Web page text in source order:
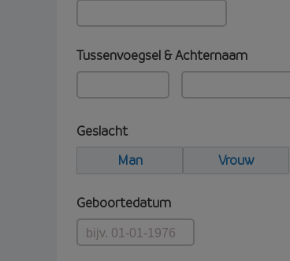
Tussenvoegsel & Achternaam
Geslacht
Man
Vrouw
Geboortedatum